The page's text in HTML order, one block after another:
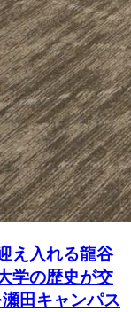
え入れる龍谷
学の歴史が交
田キャンパス